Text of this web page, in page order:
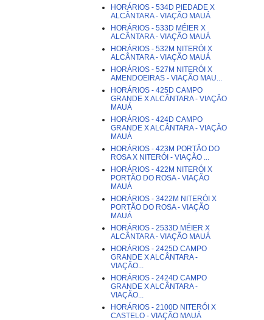
HORÁRIOS - 534D PIEDADE X
ALCÂNTARA - VIAÇÃO MAUÁ
HORÁRIOS - 533D MÉIER X
ALCÂNTARA - VIAÇÃO MAUÁ
HORÁRIOS - 532M NITERÓI X
ALCÂNTARA - VIAÇÃO MAUÁ
HORÁRIOS - 527M NITERÓI X
AMENDOEIRAS - VIAÇÃO MAU...
HORÁRIOS - 425D CAMPO
GRANDE X ALCÂNTARA - VIAÇÃO
MAUÁ
HORÁRIOS - 424D CAMPO
GRANDE X ALCÂNTARA - VIAÇÃO
MAUÁ
HORÁRIOS - 423M PORTÃO DO
ROSA X NITERÓI - VIAÇÃO ...
HORÁRIOS - 422M NITERÓI X
PORTÃO DO ROSA - VIAÇÃO
MAUÁ
HORÁRIOS - 3422M NITERÓI X
PORTÃO DO ROSA - VIAÇÃO
MAUÁ
HORÁRIOS - 2533D MÉIER X
ALCÂNTARA - VIAÇÃO MAUÁ
HORÁRIOS - 2425D CAMPO
GRANDE X ALCÂNTARA -
VIAÇÃO...
HORÁRIOS - 2424D CAMPO
GRANDE X ALCÂNTARA -
VIAÇÃO...
HORÁRIOS - 2100D NITERÓI X
CASTELO - VIAÇÃO MAUÁ